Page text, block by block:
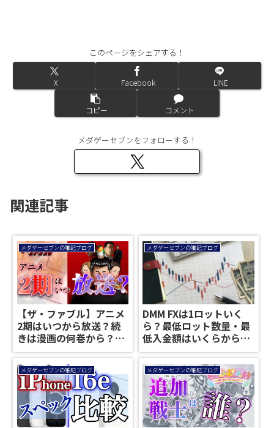
このページをシェアする！
X Facebook LINE
コピー コメント
メダゲーセブンをフォローする！
関連記事
メダゲーセブンの雑記ブログ
【ザ・ファブル】アニメ
2期はいつから放送？続
きは漫画の何巻から？
【続編】
メダゲーセブンの雑記ブログ
DMM FXは1ロットいく
ら？最低ロット数量・最
低入金額はいくらから始
められる？
メダゲーセブンの雑記ブログ メダゲーセブンの雑記ブログ